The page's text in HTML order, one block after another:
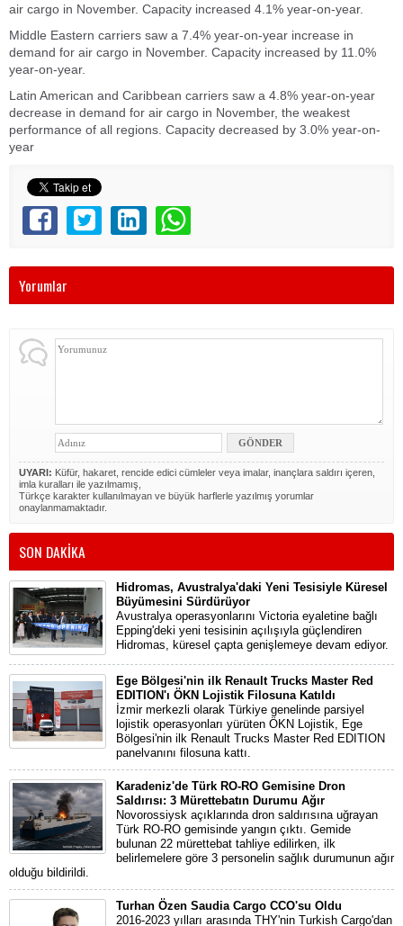
air cargo in November. Capacity increased 4.1% year-on-year.
Middle Eastern carriers saw a 7.4% year-on-year increase in
demand for air cargo in November. Capacity increased by 11.0%
year-on-year.
Latin American and Caribbean carriers saw a 4.8% year-on-year
decrease in demand for air cargo in November, the weakest
performance of all regions. Capacity decreased by 3.0% year-on-
year
Yorumlar
UYARI: Küfür, hakaret, rencide edici cümleler veya imalar, inançlara saldırı içeren,
imla kuralları ile yazılmamış,
Türkçe karakter kullanılmayan ve büyük harflerle yazılmış yorumlar
onaylanmamaktadır.
SON DAKİKA
Hidromas, Avustralya'daki Yeni Tesisiyle Küresel
Büyümesini Sürdürüyor
Avustralya operasyonlarını Victoria eyaletine bağlı
Epping'deki yeni tesisinin açılışıyla güçlendiren
Hidromas, küresel çapta genişlemeye devam ediyor.
Ege Bölgesi'nin ilk Renault Trucks Master Red
EDITION'ı ÖKN Lojistik Filosuna Katıldı
İzmir merkezli olarak Türkiye genelinde parsiyel
lojistik operasyonları yürüten ÖKN Lojistik, Ege
Bölgesi'nin ilk Renault Trucks Master Red EDITION
panelvanını filosuna kattı.
Karadeniz'de Türk RO-RO Gemisine Dron
Saldırısı: 3 Mürettebatın Durumu Ağır
Novorossiysk açıklarında dron saldırısına uğrayan
Türk RO-RO gemisinde yangın çıktı. Gemide
bulunan 22 mürettebat tahliye edilirken, ilk
belirlemelere göre 3 personelin sağlık durumunun ağır
olduğu bildirildi.
Turhan Özen Saudia Cargo CCO'su Oldu
2016-2023 yılları arasında THY'nin Turkish Cargo'dan